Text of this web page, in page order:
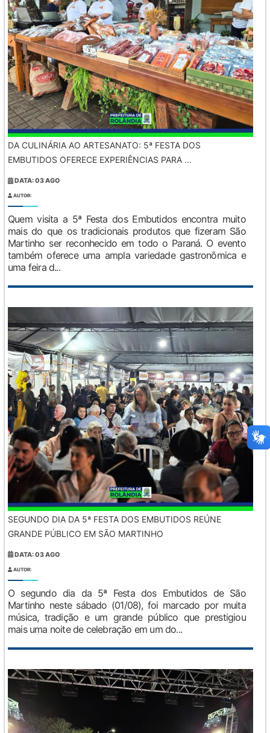
DA CULINÁRIA AO ARTESANATO: 5ª FESTA DOS
EMBUTIDOS OFERECE EXPERIÊNCIAS PARA ...
DATA: 03 AGO
AUTOR:
Quem visita a 5ª Festa dos Embutidos encontra muito
mais do que os tradicionais produtos que fizeram São
Martinho ser reconhecido em todo o Paraná. O evento
também oferece uma ampla variedade gastronômica e
uma feira d...
SEGUNDO DIA DA 5ª FESTA DOS EMBUTIDOS REÚNE
GRANDE PÚBLICO EM SÃO MARTINHO
DATA: 03 AGO
AUTOR:
O segundo dia da 5ª Festa dos Embutidos de São
Martinho neste sábado (01/08), foi marcado por muita
música, tradição e um grande público que prestigiou
mais uma noite de celebração em um do...